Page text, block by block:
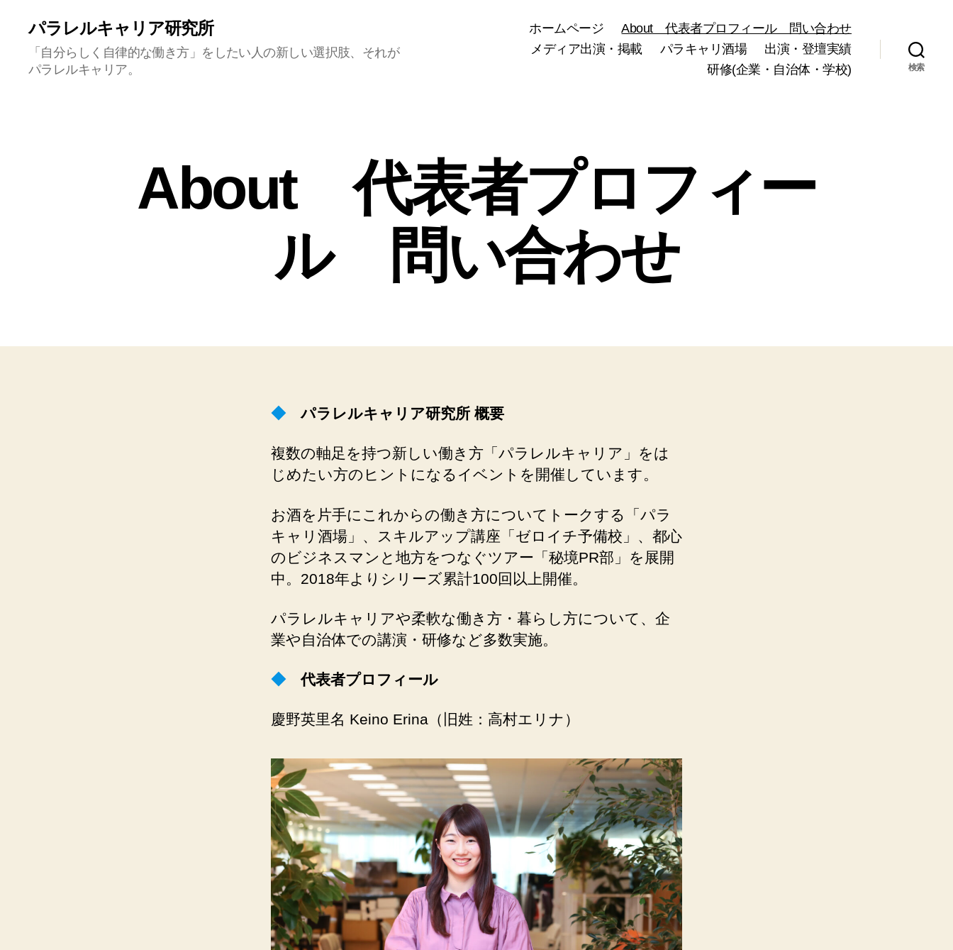
パラレルキャリア研究所
「自分らしく自律的な働き方」をしたい人の新しい選択肢、それが
パラレルキャリア。
ホームページ
About 代表者プロフィール 問い合わせ
メディア出演・掲載
パラキャリ酒場
出演・登壇実績
研修(企業・自治体・学校)
検索
About 代表者プロフィー
ル 問い合わせ
◆ パラレルキャリア研究所 概要
複数の軸足を持つ新しい働き方「パラレルキャリア」をは
じめたい方のヒントになるイベントを開催しています。
お酒を片手にこれからの働き方についてトークする「パラ
キャリ酒場」、スキルアップ講座「ゼロイチ予備校」、都心
のビジネスマンと地方をつなぐツアー「秘境PR部」を展開
中。2018年よりシリーズ累計100回以上開催。
パラレルキャリアや柔軟な働き方・暮らし方について、企
業や自治体での講演・研修など多数実施。
◆ 代表者プロフィール
慶野英里名 Keino Erina（旧姓：高村エリナ）